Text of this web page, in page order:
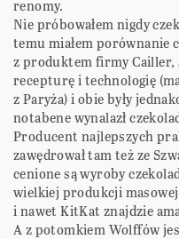
renomy.
Nie próbowałem nigdy
temu miałem porównanie
z produktem firmy Cailler,
recepturę i technologię
z Paryża) i obie były
notabene wynalazł
Producent najlepszych
zawędrował tam też ze
cenione są wyroby
wielkiej produkcji
i nawet KitKat znajdzie
A z potomkiem Wolffów